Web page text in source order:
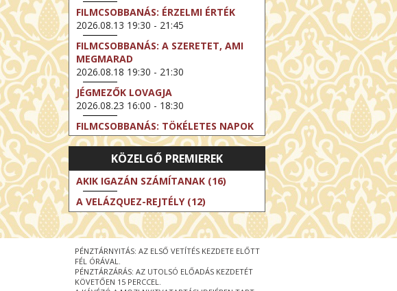
FILMCSOBBANÁS: ÉRZELMI ÉRTÉK
2026.08.13 19:30 - 21:45
FILMCSOBBANÁS: A SZERETET, AMI
MEGMARAD
2026.08.18 19:30 - 21:30
JÉGMEZŐK LOVAGJA
2026.08.23 16:00 - 18:30
FILMCSOBBANÁS: TÖKÉLETES NAPOK
2026.08.25 19:30 - 21:45
FILMCSOBBANÁS: IFJÚSÁG
2026.08.27 19:30 - 21:30
EXHIBITION ON SCREEN: VINCENT
VAN GOGH - ÚJ LÁTÁSMÓD
2026.08.30 11:00 - 12:30
NT LIVE / DAVID IRELAND: THE FIFTH
STEP
2026.09.01 19:00 - 21:00
BERLIN ELESTE
KÖZELGŐ PREMIEREK
AKIK IGAZÁN SZÁMÍTANAK (16)
A VELÁZQUEZ-REJTÉLY (12)
PÉNZTÁRNYITÁS: AZ ELSŐ VETÍTÉS KEZDETE ELŐTT
FÉL ÓRÁVAL.
PÉNZTÁRZÁRÁS: AZ UTOLSÓ ELŐADÁS KEZDETÉT
KÖVETŐEN 15 PERCCEL.